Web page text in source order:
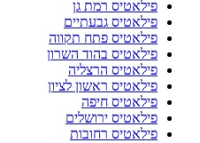
פילאטיס רמת גן
פילאטיס גבעתיים
פילאטיס פתח תקווה
פילאטיס בהוד השרון
פילאטיס הרצליה
פילאטיס ראשון לציון
פילאטיס חיפה
פילאטיס ירושלים
פילאטיס רחובות